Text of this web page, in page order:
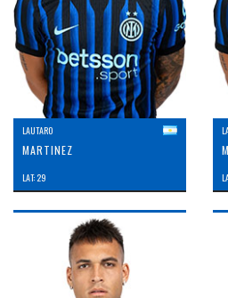
LAUTARO
MARTINEZ
LAT: 29